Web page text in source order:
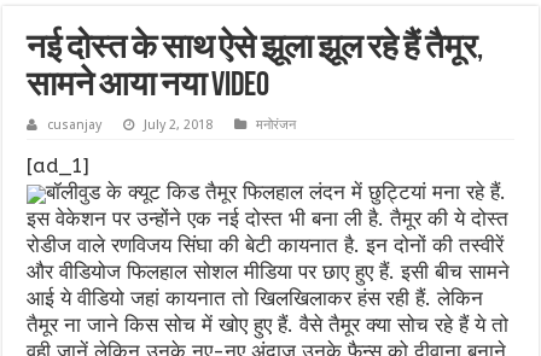
नई दोस्त के साथ ऐसे झूला झूल रहे हैं तैमूर,
सामने आया नया VIDEO
cusanjay July 2, 2018 मनोरंजन
[ad_1]
बॉलीवुड के क्यूट किड तैमूर फिलहाल लंदन में छुट्टियां मना रहे हैं.
इस वेकेशन पर उन्होंने एक नई दोस्त भी बना ली है. तैमूर की ये दोस्त
रोडीज वाले रणविजय सिंघा की बेटी कायनात है. इन दोनों की तस्वीरें
और वीडियोज फिलहाल सोशल मीडिया पर छाए हुए हैं. इसी बीच सामने
आई ये वीडियो जहां कायनात तो खिलखिलाकर हंस रही हैं. लेकिन
तैमूर ना जाने किस सोच में खोए हुए हैं. वैसे तैमूर क्या सोच रहे हैं ये तो
वही जानें लेकिन उनके नए-नए अंदाज उनके फैन्स को दीवाना बनाने